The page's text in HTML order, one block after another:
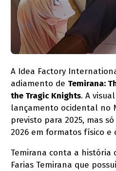
A Idea Factory
adiamento de Temirana:
the Tragic Knights. A
lançamento ocidental no
previsto para 2025, mas
2026 em formatos físico e
Temirana conta a história
Farias Temirana que